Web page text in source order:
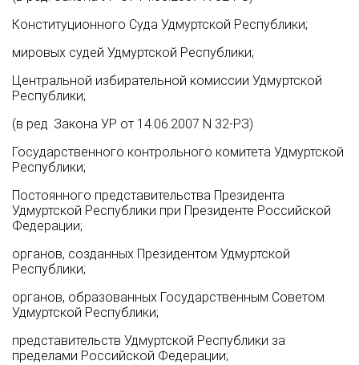
Конституционного Суда Удмуртской Республики;
мировых судей Удмуртской Республики;
Центральной избирательной комиссии Удмуртской
Республики;
(в ред. Закона УР от 14.06.2007 N 32-РЗ)
Государственного контрольного комитета Удмуртской
Республики;
Постоянного представительства Президента
Удмуртской Республики при Президенте Российской
Федерации;
органов, созданных Президентом Удмуртской
Республики;
органов, образованных Государственным Советом
Удмуртской Республики;
представительств Удмуртской Республики за
пределами Российской Федерации;